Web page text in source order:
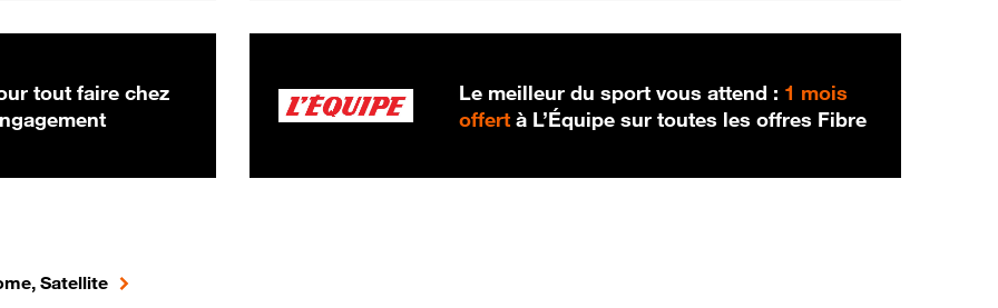
tout faire chez
Le meilleur du sport vous attend : 1 mois
offert à L’Équipe sur toutes les offres Fibre
Satellite